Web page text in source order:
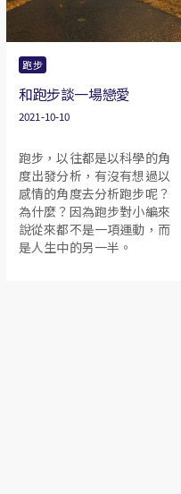
跑步
和跑步談一場戀愛
2021-10-10
跑步，以往都是以科學的角
度出發分析，有沒有想過以
感情的角度去分析跑步呢？
為什麼？因為跑步對小編來
說從來都不是一項運動，而
是人生中的另一半。